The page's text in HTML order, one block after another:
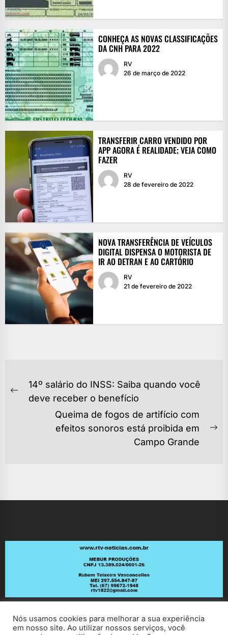
CONHEÇA AS NOVAS CLASSIFICAÇÕES
DA CNH PARA 2022
RV
26 de março de 2022
TRANSFERIR CARRO VENDIDO POR
APP AGORA É REALIDADE; VEJA COMO
FAZER
RV
28 de fevereiro de 2022
NOVA TRANSFERÊNCIA DE VEÍCULOS
DIGITAL DISPENSA O MOTORISTA DE
IR AO DETRAN E AO CARTÓRIO
RV
21 de fevereiro de 2022
NAVEGAÇÃO
DEPrevious
14º salário do INSS: Saiba quando você
deve receber o benefício
Queima de fogos de artifício com
efeitos sonoros está proibida em
Campo Grande
Nós usamos cookies para melhorar a sua experiência
em nosso site. Ao utilizar nossos serviços, você